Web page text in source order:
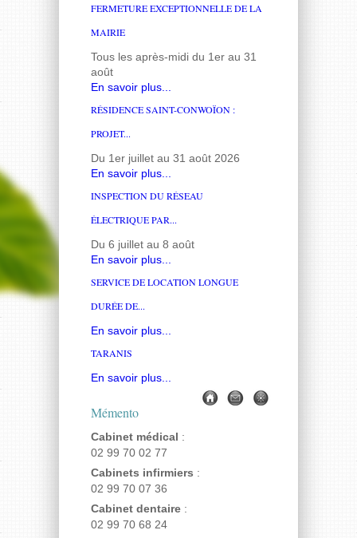
FERMETURE EXCEPTIONNELLE DE LA
MAIRIE
Tous les après-midi du 1er au 31
août
En savoir plus...
RÉSIDENCE SAINT-CONWOÏON :
PROJET...
Du 1er juillet au 31 août 2026
En savoir plus...
INSPECTION DU RÉSEAU
ÉLECTRIQUE PAR...
Du 6 juillet au 8 août
En savoir plus...
SERVICE DE LOCATION LONGUE
DURÉE DE...
En savoir plus...
TARANIS
En savoir plus...
Mémento
Cabinet médical :
02 99 70 02 77
Cabinets infirmiers :
02 99 70 07 36
Cabinet dentaire :
02 99 70 68 24